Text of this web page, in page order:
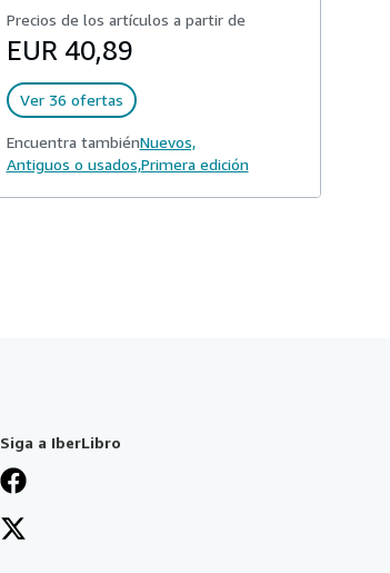
Precios de los artículos a partir de
EUR 40,89
Ver 36 ofertas
Encuentra tambiénNuevos,
Antiguos o usados,Primera edición
Siga a IberLibro